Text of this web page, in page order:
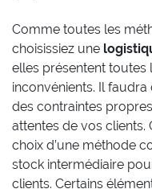
Comme toutes les
choisissiez une
elles présentent toutes
inconvénients. Il
des contraintes
attentes de vos clients.
choix d’une méthode
stock intermédiaire
clients. Certains